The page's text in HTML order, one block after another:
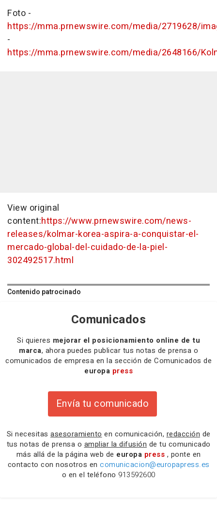
Foto -
https://mma.prnewswire.com/media/2719628/
-
https://mma.prnewswire.com/media/2648166/
View original
content:https://www.prnewswire.com/news-
releases/kolmar-korea-aspira-a-conquistar-el-
mercado-global-del-cuidado-de-la-piel-
302492517.html
Contenido patrocinado
Comunicados
Si quieres mejorar el posicionamiento online de tu
marca, ahora puedes publicar tus notas de prensa o
comunicados de empresa en la sección de Comunicados de
europa press
Envía tu comunicado
Si necesitas asesoramiento en comunicación, redacción de
tus notas de prensa o ampliar la difusión de tu comunicado
más allá de la página web de europa press , ponte en
contacto con nosotros en comunicacion@europapress.es
o en el teléfono 913592600